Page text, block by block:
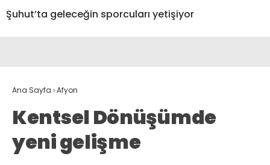
Şuhut’ta geleceğin sporcuları yetişiyor
Ana Sayfa ›Afyon
Kentsel Dönüşümde
yeni gelişme